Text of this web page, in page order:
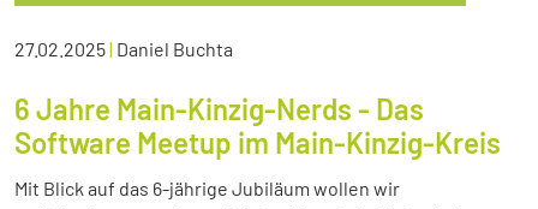
27.02.2025| Daniel Buchta
6 Jahre Main-Kinzig-Nerds - Das
Software Meetup im Main-Kinzig-Kreis
Mit Blick auf das 6-jährige Jubiläum wollen wir